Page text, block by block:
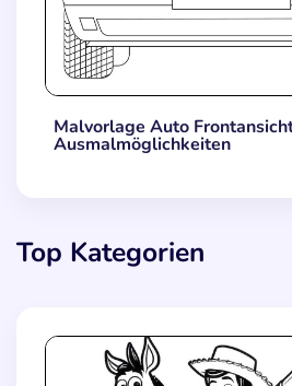
Malvorlage Auto
Ausmalmöglichkeiten
Top Kategorien